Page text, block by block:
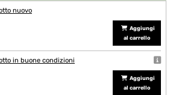
nuovo
Aggiungi
al carrello
in buone condizioni
Aggiungi
al carrello